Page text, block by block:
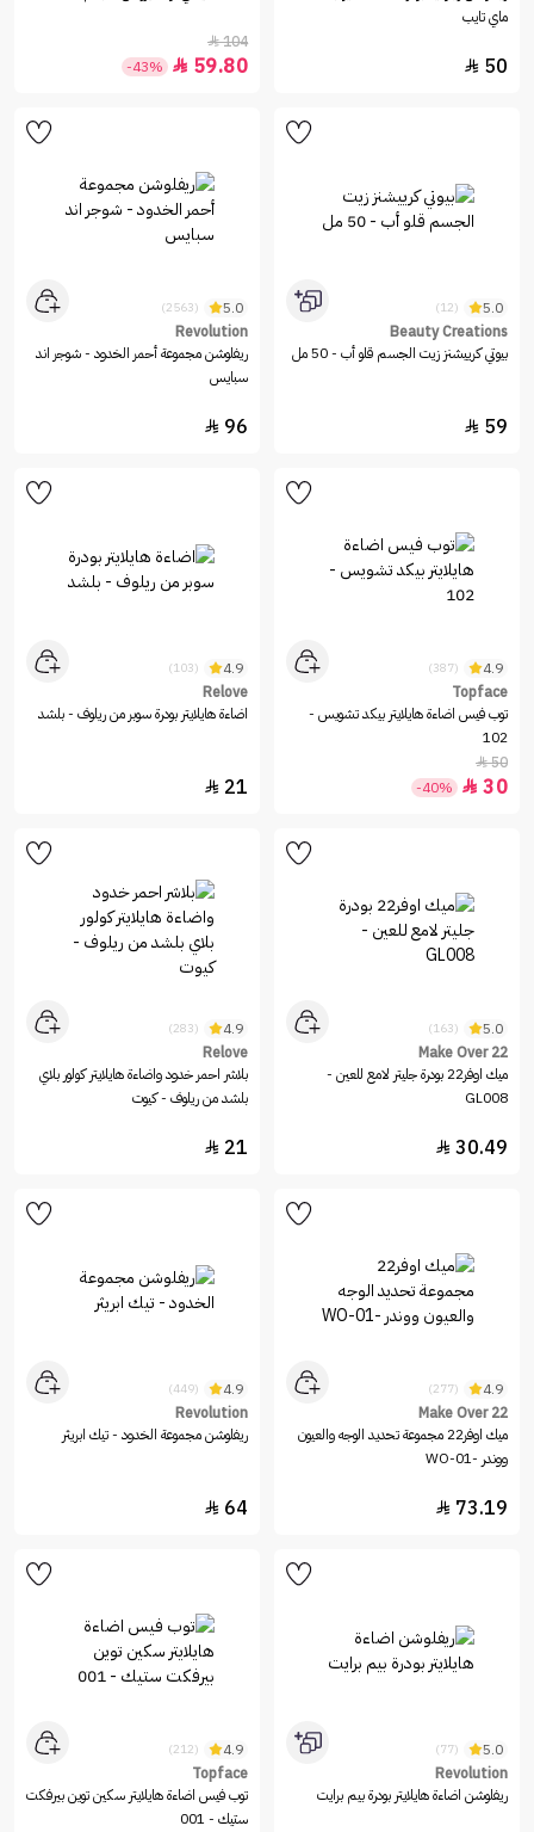
ماي تايب
50

104

59.80

-43%
5.0
(12)
Beauty Creations
بيوتي كرييشنز زيت الجسم قلو أب - 50 مل
59

5.0
(2563)
Revolution
ريفلوشن مجموعة أحمر الخدود - شوجر اند
سبايس
96

4.9
(387)
Topface
توب فيس اضاءة هايلايتر بيكد تشويس -
102
50

30

-40%
4.9
(103)
Relove
اضاءة هايلايتر بودرة سوبر من ريلوف - بلشد
21

5.0
(163)
Make Over 22
ميك اوفر22 بودرة جليتر لامع للعين -
GL008
30.49

4.9
(283)
Relove
بلاشر احمر خدود واضاءة هايلايتر كولور بلاي
بلشد من ريلوف - كيوت
21

4.9
(277)
Make Over 22
ميك اوفر22 مجموعة تحديد الوجه والعيون
ووندر -WO-01
73.19

4.9
(449)
Revolution
ريفلوشن مجموعة الخدود - تيك ابريثر
64

5.0
(77)
Revolution
ريفلوشن اضاءة هايلايتر بودرة بيم برايت
4.9
(212)
Topface
توب فيس اضاءة هايلايتر سكين توين بيرفكت
ستيك - 001